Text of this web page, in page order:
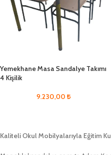
Yemekhane Masa Sandalye Takımı
4 Kişilik
9.230,00 ₺
Kaliteli Okul Mobilyalarıyla Eğitim